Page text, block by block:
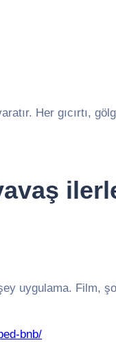
Her gıcırtı,
uygulama.
bnb/